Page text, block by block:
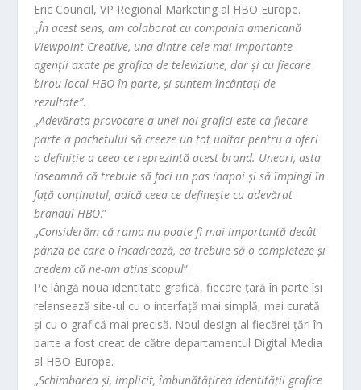
Eric Council, VP Regional Marketing al HBO Europe.
„În acest sens, am colaborat cu compania americană
Viewpoint Creative, una dintre cele mai importante
agenții axate pe grafica de televiziune, dar și cu fiecare
birou local HBO în parte, și suntem încântați de
rezultate”.
„Adevărata provocare a unei noi grafici este ca fiecare
parte a pachetului să creeze un tot unitar pentru a oferi
o definiție a ceea ce reprezintă acest brand. Uneori, asta
înseamnă că trebuie să faci un pas înapoi și să împingi în
față conținutul, adică ceea ce definește cu adevărat
brandul HBO.”
„Considerăm că rama nu poate fi mai importantă decât
pânza pe care o încadrează, ea trebuie să o completeze și
credem că ne-am atins scopul”.
Pe lângă noua identitate grafică, fiecare țară în parte își
relansează site-ul cu o interfață mai simplă, mai curată
și cu o grafică mai precisă. Noul design al fiecărei țări în
parte a fost creat de către departamentul Digital Media
al HBO Europe.
„Schimbarea și, implicit, îmbunătățirea identității grafice